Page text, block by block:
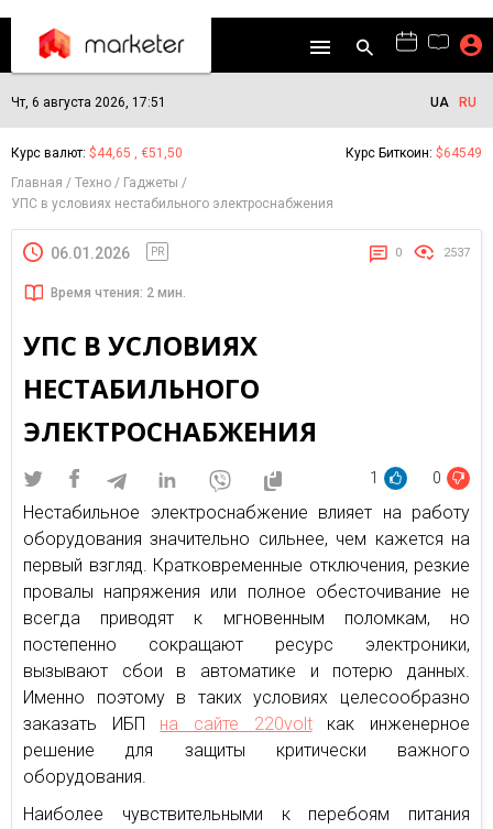
Чт, 6 августа 2026, 17:51 UA RU
Курс валют: $44,65 , €51,50 Курс Биткоин: $64549
Главная
Техно
Гаджеты
УПС в условиях нестабильного электроснабжения
06.01.2026 PR 0 2537
Время чтения: 2 мин.
УПС В УСЛОВИЯХ
НЕСТАБИЛЬНОГО
ЭЛЕКТРОСНАБЖЕНИЯ
1 0
Нестабильное электроснабжение влияет на работу
оборудования значительно сильнее, чем кажется на
первый взгляд. Кратковременные отключения, резкие
провалы напряжения или полное обесточивание не
всегда приводят к мгновенным поломкам, но
постепенно сокращают ресурс электроники,
вызывают сбои в автоматике и потерю данных.
Именно поэтому в таких условиях целесообразно
заказать ИБП на сайте 220voltкак инженерное
решение для защиты критически важного
оборудования.
Наиболее чувствительными к перебоям питания